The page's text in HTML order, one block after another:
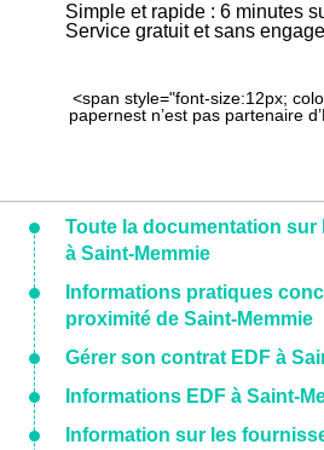
Simple et rapide : 6 minutes
Service gratuit et sans
<span style="font-size:12px;
papernest n’est pas partenaire
Toute la documentation sur
à Saint-Memmie
Informations pratiques
proximité de Saint-Memmie
Gérer son contrat EDF à
Informations EDF à Saint-
Information sur les